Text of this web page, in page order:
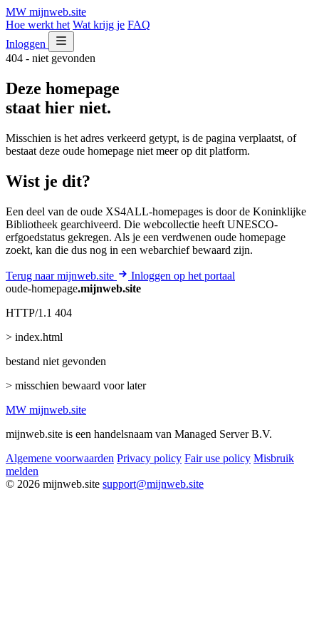
MW mijnweb.site
Hoe werkt het Wat krijg je FAQ
Inloggen
404 - niet gevonden
Deze homepage
staat hier niet.
Misschien is het adres verkeerd getypt, is de pagina verplaatst, of
bestaat deze oude homepage niet meer op dit platform.
Wist je dit?
Een deel van de oude XS4ALL-homepages is door de Koninklijke
Bibliotheek gearchiveerd. Die webcollectie heeft UNESCO-
erfgoedstatus gekregen. Als je een verdwenen oude homepage
zoekt, kan die dus nog in een webarchief bewaard zijn.
Terug naar mijnweb.site
Inloggen op het portaal
oude-homepage.mijnweb.site
HTTP/1.1 404
> index.html
bestand niet gevonden
> misschien bewaard voor later
MW mijnweb.site
mijnweb.site is een handelsnaam van Managed Server B.V.
Algemene voorwaarden Privacy policy Fair use policy Misbruik
melden
© 2026 mijnweb.site support@mijnweb.site